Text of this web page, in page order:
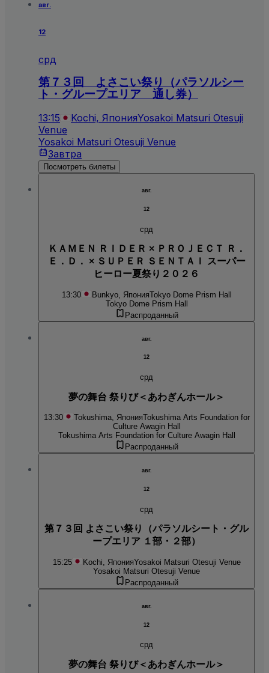
авг.
12
срд
第７３回 よさこい祭り（パラソルシー
ト・グループエリア 通し券）
13:15 Kochi, ЯпонияYosakoi Matsuri Otesuji
Venue
Yosakoi Matsuri Otesuji Venue
Завтра
Посмотреть билеты
авг.
12
срд
ＫＡＭＥＮ ＲＩＤＥＲ × ＰＲＯＪＥＣＴ Ｒ．
Ｅ．Ｄ． × ＳＵＰＥＲ ＳＥＮＴＡＩ スーパー
ヒーロー夏祭り２０２６
13:30 Bunkyo, ЯпонияTokyo Dome Prism Hall
Tokyo Dome Prism Hall
Распроданный
авг.
12
срд
夢の舞台 祭りび＜あわぎんホール＞
13:30 Tokushima, ЯпонияTokushima Arts Foundation for
Culture Awagin Hall
Tokushima Arts Foundation for Culture Awagin Hall
Распроданный
авг.
12
срд
第７３回 よさこい祭り（パラソルシート・グル
ープエリア １部・２部）
15:25 Kochi, ЯпонияYosakoi Matsuri Otesuji Venue
Yosakoi Matsuri Otesuji Venue
Распроданный
авг.
12
срд
夢の舞台 祭りび＜あわぎんホール＞